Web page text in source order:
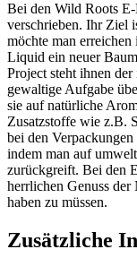
Bei den Wild Roots
verschrieben. Ihr Ziel
möchte man
Liquid ein neuer
Project steht ihnen
gewaltige Aufgabe
sie auf natürliche
Zusatzstoffe wie z.B.
bei den
indem man auf
zurückgreift. Bei den
herrlichen Genuss der
haben zu müssen.
Zusätzliche